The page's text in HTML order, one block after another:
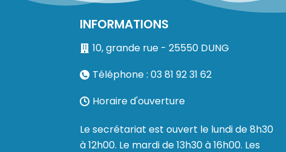
INFORMATIONS
10, grande rue - 25550 DUNG
Téléphone : 03 81 92 31 62
Horaire d'ouverture
Le secrétariat est ouvert le lundi de 8h30
à 12h00. Le mardi de 13h30 à 16h00. Les